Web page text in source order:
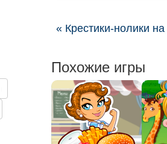
« Крестики-нолики
Похожие игры